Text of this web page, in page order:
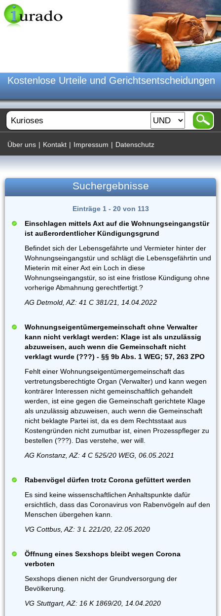
Kostenlose Urteile und Gerichtsentscheidungen
Über uns | Kontakt | Impressum | Datenschutz
Suchergebnisse
Einträge 1 - 20 von 113
Einschlagen mittels Axt auf die Wohnungseingangstür
ist außerordentlicher Kündigungsgrund
Befindet sich der Lebensgefährte und Vermieter hinter der
Wohnungseingangstür und schlägt die Lebensgefährtin und
Mieterin mit einer Axt ein Loch in diese
Wohnungseingangstür, so ist eine fristlose Kündigung ohne
vorherige Abmahnung gerechtfertigt.?
AG Detmold, AZ: 41 C 381/21, 14.04.2022
Wohnungseigentümergemeinschaft ohne Verwalter
kann nicht verklagt werden: Klage ist als unzulässig
abzuweisen, auch wenn die Gemeinschaft nicht
verklagt wurde (???) - §§ 9b Abs. 1 WEG; 57, 263 ZPO
Fehlt einer Wohnungseigentümergemeinschaft das
vertretungsberechtigte Organ (Verwalter) und kann wegen
konträrer Interessen nicht gemeinschaftlich gehandelt
werden, ist eine gegen die Gemeinschaft gerichtete Klage
als unzulässig abzuweisen, auch wenn die Gemeinschaft
nicht beklagte Partei ist, da es dem Rechtsstaat aus
Kostengründen nicht zumutbar ist, einen Prozesspfleger zu
bestellen (???). Das verstehe, wer will.
AG Konstanz, AZ: 4 C 525/20 WEG, 06.05.2021
Rabenvögel dürfen trotz Corona gefüttert werden
Es sind keine wissenschaftlichen Anhaltspunkte dafür
ersichtlich, dass das Coronavirus von Rabenvögeln auf den
Menschen übergehen kann.
VG Cottbus, AZ: 3 L 221/20, 22.05.2020
Öffnung eines Sexshops bleibt wegen Corona
verboten
Sexshops dienen nicht der Grundversorgung der
Bevölkerung.
VG Stuttgart, AZ: 16 K 1869/20, 14.04.2020